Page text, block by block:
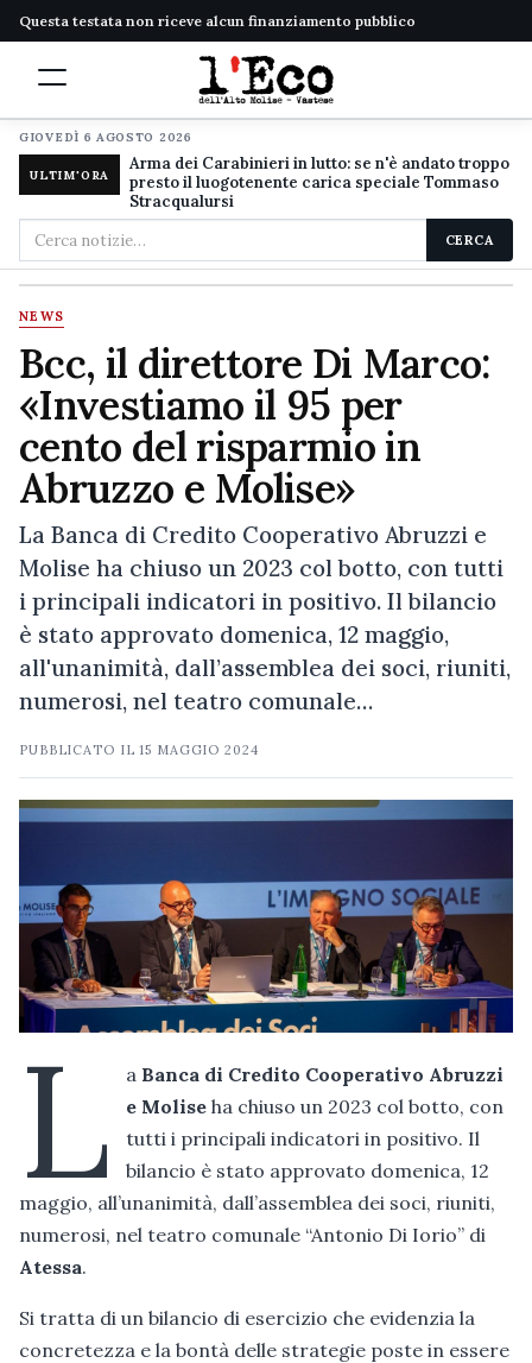
Questa testata non riceve alcun finanziamento pubblico
GIOVEDÌ 6 AGOSTO 2026
ULTIM'ORA
Arma dei Carabinieri in lutto: se n'è andato troppo
presto il luogotenente carica speciale Tommaso
Stracqualursi
Cerca
nel
sito
CERCA
NEWS
Bcc, il direttore Di Marco:
«Investiamo il 95 per
cento del risparmio in
Abruzzo e Molise»
La Banca di Credito Cooperativo Abruzzi e
Molise ha chiuso un 2023 col botto, con tutti
i principali indicatori in positivo. Il bilancio
è stato approvato domenica, 12 maggio,
all'unanimità, dall’assemblea dei soci, riuniti,
numerosi, nel teatro comunale…
PUBBLICATO IL15 MAGGIO 2024
L a Banca di Credito Cooperativo Abruzzi
e Molise ha chiuso un 2023 col botto, con
tutti i principali indicatori in positivo. Il
bilancio è stato approvato domenica, 12
maggio, all’unanimità, dall’assemblea dei soci, riuniti,
numerosi, nel teatro comunale “Antonio Di Iorio” di
Atessa.
Si tratta di un bilancio di esercizio che evidenzia la
concretezza e la bontà delle strategie poste in essere